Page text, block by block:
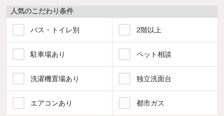
人気のこだわり条件
バス・トイレ別 2階以上
駐車場あり ペット相談
洗濯機置場あり 独立洗面台
エアコンあり 都市ガス